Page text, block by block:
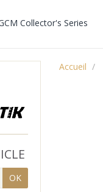
Collector's Series
Accueil
OK